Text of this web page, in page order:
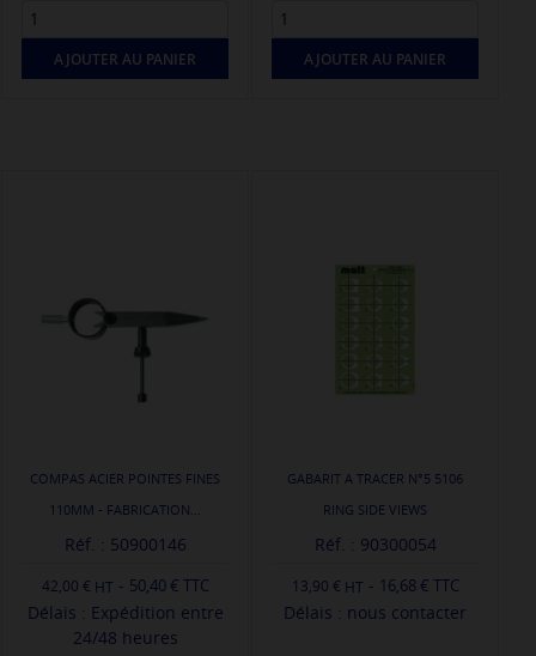
AJOUTER AU PANIER AJOUTER AU PANIER
COMPAS ACIER POINTES FINES
110MM - FABRICATION...
Réf. : 50900146
42,00 € - 50,40 € TTC
Délais : Expédition entre
24/48 heures
GABARIT A TRACER N°5 5106
RING SIDE VIEWS
Réf. : 90300054
13,90 € - 16,68 € TTC
Délais : nous contacter